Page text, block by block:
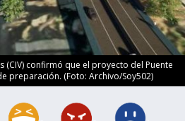
(CIV) confirmó que el proyecto del Puente
preparación. (Foto: Archivo/Soy502)